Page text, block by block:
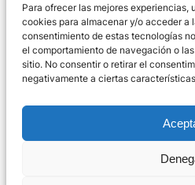
Para ofrecer las mejores
cookies para almacenar y/o acceder a
consentimiento de estas tecnologías
el comportamiento de navegación o
sitio. No consentir o retirar el
negativamente a ciertas
Agencia de Comunicación y
679165523–932404420
xcasado@qya-imagen.com